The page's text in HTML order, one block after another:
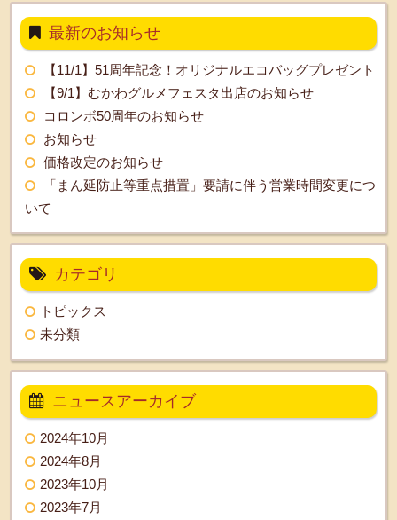
最新のお知らせ
【11/1】51周年記念！オリジナルエコバッグプレゼント
【9/1】むかわグルメフェスタ出店のお知らせ
コロンボ50周年のお知らせ
お知らせ
価格改定のお知らせ
「まん延防止等重点措置」要請に伴う営業時間変更につ
いて
カテゴリ
トピックス
未分類
ニュースアーカイブ
2024年10月
2024年8月
2023年10月
2023年7月